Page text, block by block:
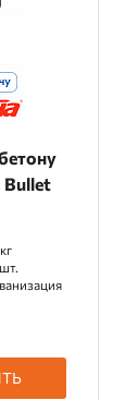
Bullet